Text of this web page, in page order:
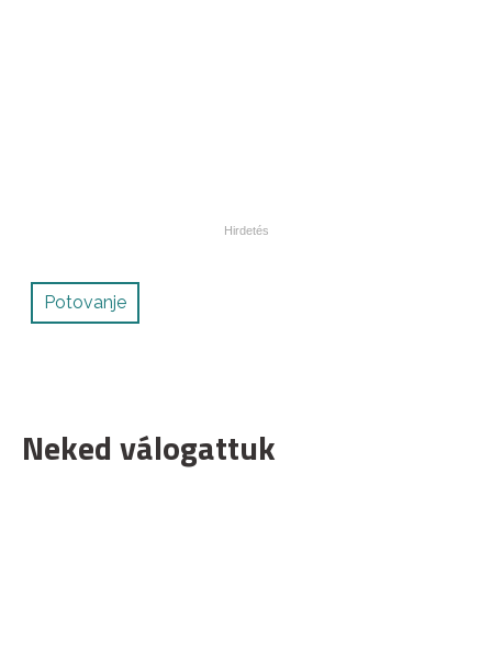
Potovanje
Neked válogattuk